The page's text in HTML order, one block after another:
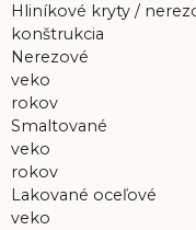
Hliníkové kryty /
Nerezové
rokov
Smaltované
rokov
Lakované oceľové
veko